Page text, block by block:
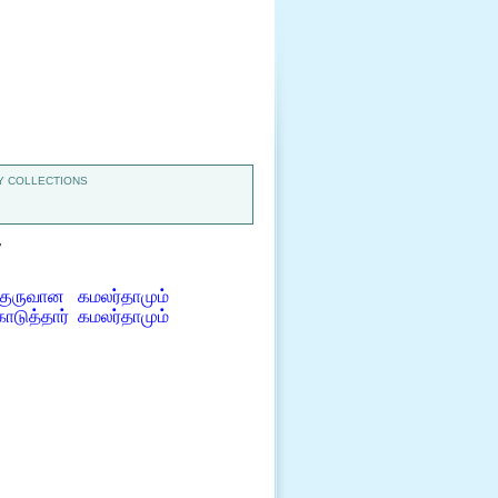
COLLECTIONS
கமலர்தாமும்
கமலர்தாமும்